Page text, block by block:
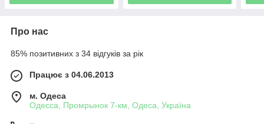
Про нас
85% позитивних з 34 відгуків за рік
Працює з 04.06.2013
м. Одеса
Одесса, Промрынок 7-км, Одеса, Україна